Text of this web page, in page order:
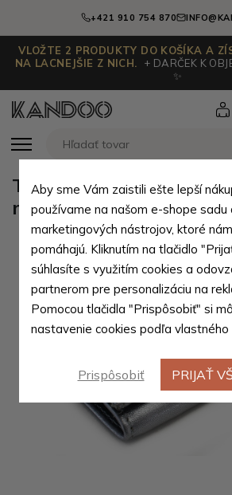
+421 910 754 870
VLOŽTE 2 PRODUKTY DO KOŠÍKA A
NA LACNEJŠIE Z NICH.
+ DARČEK K
✨
Tmavě stříbrná dámská
mini peněženka 511-
Aby sme Vám zaistili ešte lepší
používame na našom e-shope sadu
marketingových nástrojov, ktoré
pomáhajú. Kliknutím na tlačidlo
súhlasíte s využitím cookies a
partnerom pre personalizáciu na
Pomocou tlačidla "Prispôsobiť" si
nastavenie cookies podľa vlastného
Prispôsobiť PRIJAŤ